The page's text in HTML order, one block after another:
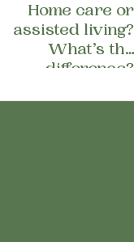
Home care or
assisted living?
What’s the
difference?